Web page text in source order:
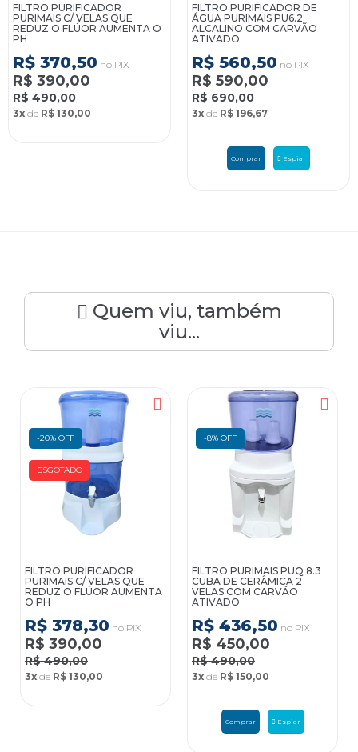
FILTRO PURIFICADOR
PURIMAIS C/ VELAS QUE
REDUZ O FLÚOR AUMENTA O
R$ 370,50 no PIX
R$ 390,00
R$ 490,00
3xdeR$ 130,00
FILTRO PURIFICADOR DE
ÁGUA PURIMAIS PU6.2
ALCALINO COM CARVÃO
ATIVADO
R$ 560,50 no PIX
R$ 590,00
R$ 690,00
3xdeR$ 196,67
Comprar Espiar
Quem viu, também
viu...
FILTRO PURIFICADOR
PURIMAIS C/ VELAS QUE
REDUZ O FLÚOR AUMENTA
O PH
ESGOTADO
-20% OFF
R$ 378,30no PIX
R$ 390,00
R$ 490,00
3xdeR$ 130,00
FILTRO PURIMAIS PUQ 8.3
CUBA DE CERÂMICA 2
VELAS COM CARVÃO
ATIVADO
-8% OFF
R$ 436,50no PIX
R$ 450,00
R$ 490,00
3xdeR$ 150,00
Comprar Espiar